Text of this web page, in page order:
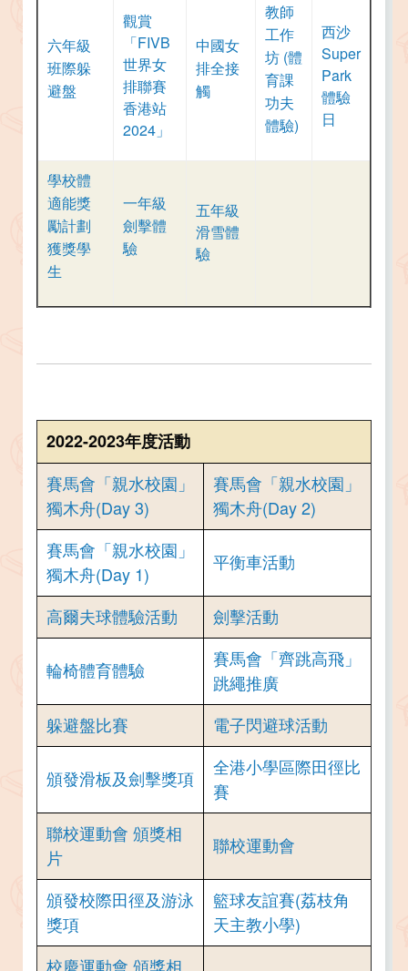
六年級
班際躲
避盤
觀賞
「FIVB
世界女
排聯賽
香港站
2024」
中國女
排全接
觸
教師
工作
坊 (體
育課
功夫
體驗)
西沙
Super
Park
體驗
日
學校體
適能獎
勵計劃
獲獎學
生
一年級
劍擊體
驗
五年級
滑雪體
驗
2022-2023年度活動
賽馬會「親水校園」
獨木舟(Day 3)
賽馬會「親水校園」
獨木舟(Day 2)
賽馬會「親水校園」
獨木舟(Day 1)
平衡車活動
高爾夫球體驗活動 劍擊活動
輪椅體育體驗
賽馬會「齊跳高飛」
跳繩推廣
躲避盤比賽
電子閃避球活動
頒發滑板及劍擊獎項
全港小學區際田徑比
賽
聯校運動會 頒獎相
片
聯校運動會
頒發校際田徑及游泳
獎項
籃球友誼賽(荔枝角
天主教小學)
校慶運動會 頒獎相